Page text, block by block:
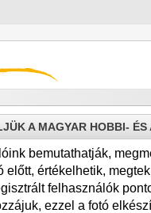
A MAGYAR HOBBI-
bemutathatják,
előtt, értékelhetik,
felhasználók
ezzel a fotó